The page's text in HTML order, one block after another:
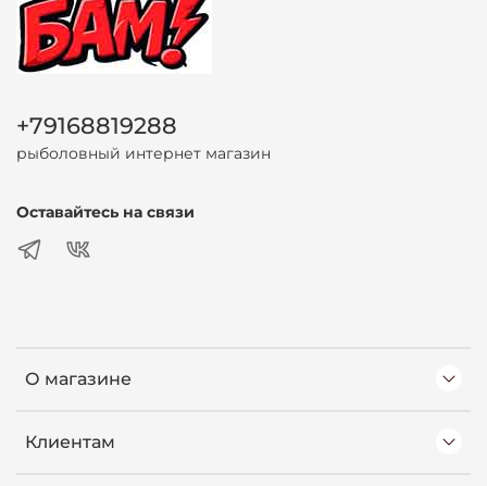
О магазине
Клиентам
+79168819288
рыболовный интернет магазин
Оставайтесь на связи